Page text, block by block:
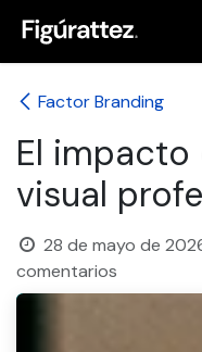
Factor Branding
El
visual
28 de mayo de
comentarios